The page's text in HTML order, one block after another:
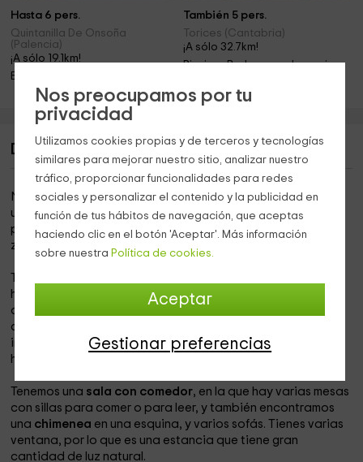
Nos preocupamos por tu
privacidad
Utilizamos cookies propias y de terceros y tecnologías
similares para mejorar nuestro sitio, analizar nuestro
tráfico, proporcionar funcionalidades para redes
sociales y personalizar el contenido y la publicidad en
función de tus hábitos de navegación, que aceptas
haciendo clic en el botón 'Aceptar'. Más información
sobre nuestra Política de cookies.
Aceptar
Gestionar preferencias
Hasta 6 pers.
Quintanilla De Onsoña
(Palencia)
¡A sólo 19.1km!
Barbacoa · Chimenea
También 5 pers.
Torices (Cantabria)
¡A sólo 32.7km!
Piscina · Barbacoa · Jacuzzi
Descripción de La Pequeña A
Nos encontramos enVillaherreros, Palencia. Se trata de
una casa que tienechimeneaen el interior y que destaca
por elporchey por el bonitojardíncomún que hay en las
zonas exteriores.
habitaciones. Hay un dormitorio que tiene
que tiene 3. Ambas habitaciones son muy amplias, y con
armarios y ventanas. Además, hay un
incluye una bañera. En cualquier caso, la casa tiene tres
habitaciones más, por si quieres ir con más personas.
Tenemos una sala con comedor, en la que hay varias mesas
con sillas para comer o para leer, y también encontramos
una chimenea en una esquina, y varios sofás. Tienes varias
ventana, por lo que es una estancia que tiene gran
cantidad de luz natural.